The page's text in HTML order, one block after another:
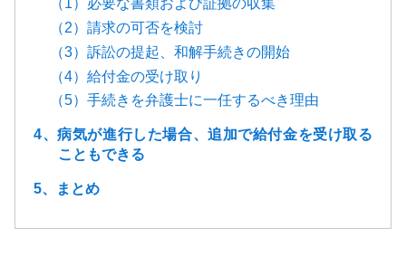
（1）必要な書類および証拠の収集
（2）請求の可否を検討
（3）訴訟の提起、和解手続きの開始
（4）給付金の受け取り
（5）手続きを弁護士に一任するべき理由
4、病気が進行した場合、追加で給付金を受け取る
こともできる
5、まとめ